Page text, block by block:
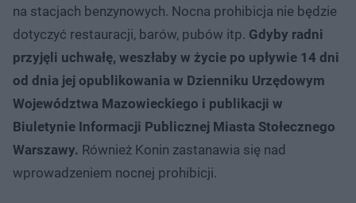
na stacjach benzynowych. Nocna prohibicja nie będzie
dotyczyć restauracji, barów, pubów itp. Gdyby radni
przyjęli uchwałę, weszłaby w życie po upływie 14 dni
od dnia jej opublikowania w Dzienniku Urzędowym
Województwa Mazowieckiego i publikacji w
Biuletynie Informacji Publicznej Miasta Stołecznego
Warszawy. Również Konin zastanawia się nad
wprowadzeniem nocnej prohibicji.